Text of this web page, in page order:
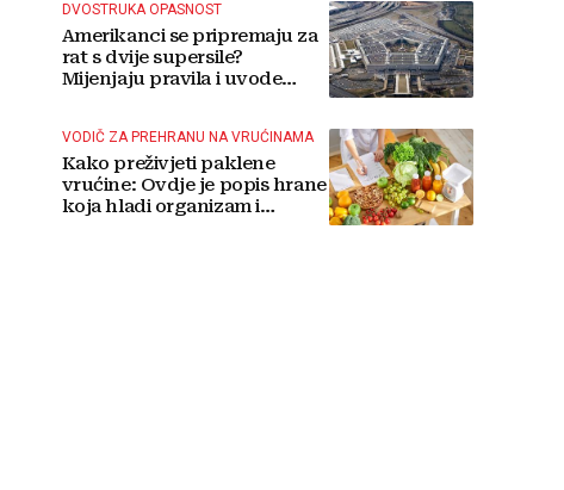
DVOSTRUKA OPASNOST
Amerikanci se pripremaju za
rat s dvije supersile?
Mijenjaju pravila i uvode
VODIČ ZA PREHRANU NA VRUĆINAMA
Kako preživjeti paklene
vrućine: Ovdje je popis hrane
koja hladi organizam i